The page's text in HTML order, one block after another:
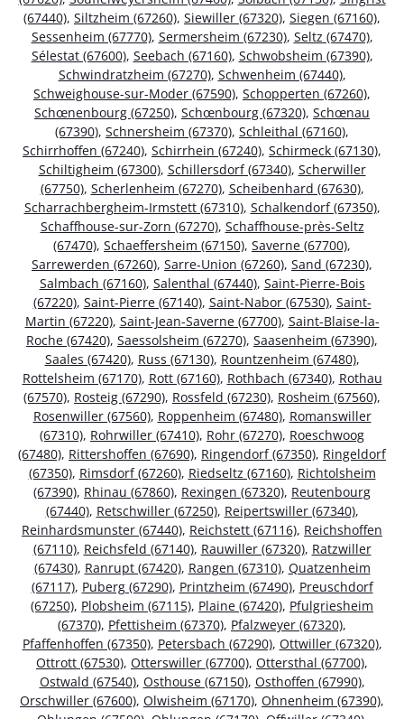
(67440), Siltzheim (67260), Siewiller (67320), Siegen (67160),
Sessenheim (67770), Sermersheim (67230), Seltz (67470),
Sélestat (67600), Seebach (67160), Schwobsheim (67390),
Schwindratzheim (67270), Schwenheim (67440),
Schweighouse-sur-Moder (67590), Schopperten (67260),
Schœnenbourg (67250), Schœnbourg (67320), Schœnau
(67390), Schnersheim (67370), Schleithal (67160),
Schirrhoffen (67240), Schirrhein (67240), Schirmeck (67130),
Schiltigheim (67300), Schillersdorf (67340), Scherwiller
(67750), Scherlenheim (67270), Scheibenhard (67630),
Scharrachbergheim-Irmstett (67310), Schalkendorf (67350),
Schaffhouse-sur-Zorn (67270), Schaffhouse-près-Seltz
(67470), Schaeffersheim (67150), Saverne (67700),
Sarrewerden (67260), Sarre-Union (67260), Sand (67230),
Salmbach (67160), Salenthal (67440), Saint-Pierre-Bois
(67220), Saint-Pierre (67140), Saint-Nabor (67530), Saint-
Martin (67220), Saint-Jean-Saverne (67700), Saint-Blaise-la-
Roche (67420), Saessolsheim (67270), Saasenheim (67390),
Saales (67420), Russ (67130), Rountzenheim (67480),
Rottelsheim (67170), Rott (67160), Rothbach (67340), Rothau
(67570), Rosteig (67290), Rossfeld (67230), Rosheim (67560),
Rosenwiller (67560), Roppenheim (67480), Romanswiller
(67310), Rohrwiller (67410), Rohr (67270), Roeschwoog
(67480), Rittershoffen (67690), Ringendorf (67350), Ringeldorf
(67350), Rimsdorf (67260), Riedseltz (67160), Richtolsheim
(67390), Rhinau (67860), Rexingen (67320), Reutenbourg
(67440), Retschwiller (67250), Reipertswiller (67340),
Reinhardsmunster (67440), Reichstett (67116), Reichshoffen
(67110), Reichsfeld (67140), Rauwiller (67320), Ratzwiller
(67430), Ranrupt (67420), Rangen (67310), Quatzenheim
(67117), Puberg (67290), Printzheim (67490), Preuschdorf
(67250), Plobsheim (67115), Plaine (67420), Pfulgriesheim
(67370), Pfettisheim (67370), Pfalzweyer (67320),
Pfaffenhoffen (67350), Petersbach (67290), Ottwiller (67320),
Ottrott (67530), Otterswiller (67700), Ottersthal (67700),
Ostwald (67540), Osthouse (67150), Osthoffen (67990),
Orschwiller (67600), Olwisheim (67170), Ohnenheim (67390),